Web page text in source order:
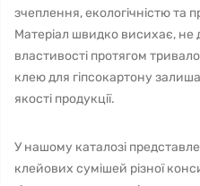
зчеплення, екологічністю та
Матеріал швидко висихає, не
властивості протягом
клею для гіпсокартону
якості продукції.
У нашому каталозі
клейових сумішей різної